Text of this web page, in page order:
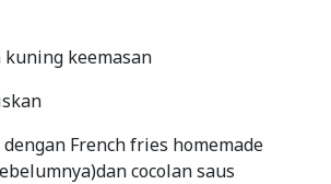
kuning keemasan
French fries homemade
cocolan saus